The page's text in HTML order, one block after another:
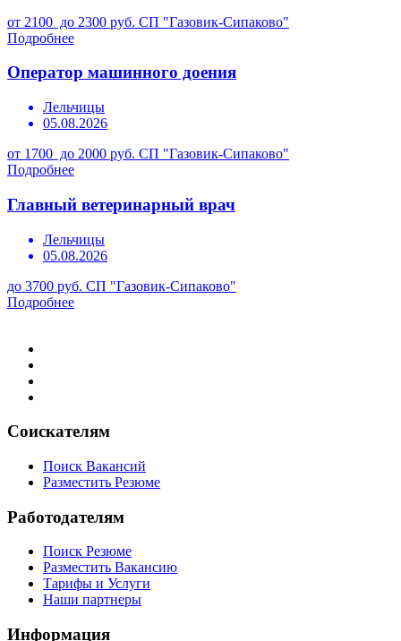
от 2100 до 2300 руб. СП "Газовик-Сипаково"
Подробнее
Оператор машинного доения
Лельчицы
05.08.2026
от 1700 до 2000 руб. СП "Газовик-Сипаково"
Подробнее
Главный ветеринарный врач
Лельчицы
05.08.2026
до 3700 руб. СП "Газовик-Сипаково"
Подробнее
Соискателям
Поиск Вакансий
Разместить Резюме
Работодателям
Поиск Резюме
Разместить Вакансию
Тарифы и Услуги
Наши партнеры
Информация